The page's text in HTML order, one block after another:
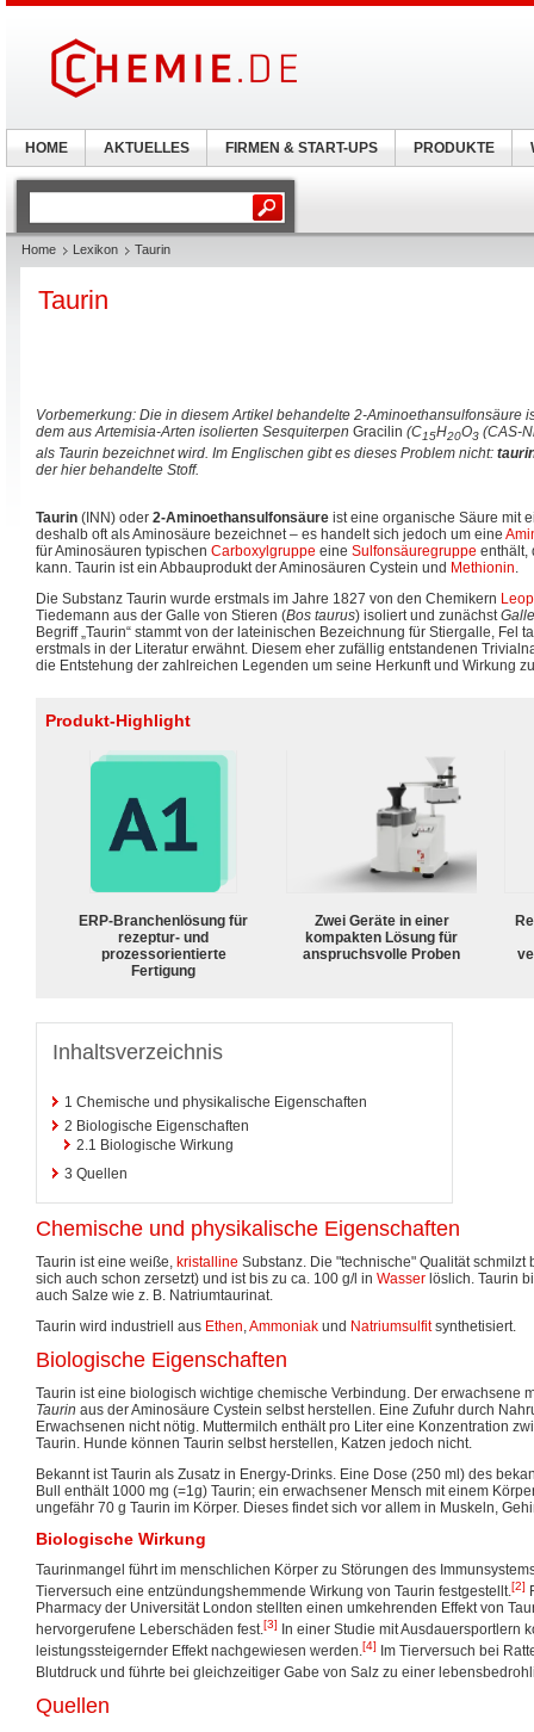
Home Lexikon Taurin
Taurin
Vorbemerkung: Die in diesem Artikel behandelte 2-Aminoethansulfonsäure
dem aus Artemisia-Arten isolierten Sesquiterpen Gracilin (C15H20O3 (CAS-
als Taurin bezeichnet wird. Im Englischen gibt es dieses Problem nicht:
der hier behandelte Stoff.
Taurin (INN) oder 2-Aminoethansulfonsäure ist eine organische Säure mit
deshalb oft als Aminosäure bezeichnet – es handelt sich jedoch um eine
für Aminosäuren typischen Carboxylgruppe eine Sulfonsäuregruppe enthält,
kann. Taurin ist ein Abbauprodukt der Aminosäuren Cystein und Methionin.
Die Substanz Taurin wurde erstmals im Jahre 1827 von den Chemikern
Tiedemann aus der Galle von Stieren (Bos taurus) isoliert und zunächst
Begriff „Taurin“ stammt von der lateinischen Bezeichnung für Stiergalle, Fel
erstmals in der Literatur erwähnt. Diesem eher zufällig entstandenen
die Entstehung der zahlreichen Legenden um seine Herkunft und Wirkung
Produkt-Highlight
ERP-Branchenlösung für
rezeptur- und
prozessorientierte
Fertigung
Zwei Geräte in einer
kompakten Lösung für
anspruchsvolle Proben
Inhaltsverzeichnis
1 Chemische und physikalische Eigenschaften
2 Biologische Eigenschaften
2.1 Biologische Wirkung
3 Quellen
Chemische und physikalische Eigenschaften
Taurin ist eine weiße, kristalline Substanz. Die "technische" Qualität schmilzt
sich auch schon zersetzt) und ist bis zu ca. 100 g/l in Wasser löslich. Taurin
auch Salze wie z. B. Natriumtaurinat.
Taurin wird industriell aus Ethen,Ammoniak und Natriumsulfitsynthetisiert.
Biologische Eigenschaften
Taurin ist eine biologisch wichtige chemische Verbindung. Der erwachsene
Taurin aus der Aminosäure Cystein selbst herstellen. Eine Zufuhr durch
Erwachsenen nicht nötig. Muttermilch enthält pro Liter eine Konzentration
Taurin. Hunde können Taurin selbst herstellen, Katzen jedoch nicht.
Bekannt ist Taurin als Zusatz in Energy-Drinks. Eine Dose (250 ml) des
Bull enthält 1000 mg (=1g) Taurin; ein erwachsener Mensch mit einem
ungefähr 70 g Taurin im Körper. Dieses findet sich vor allem in Muskeln,
Biologische Wirkung
Taurinmangel führt im menschlichen Körper zu Störungen des
Tierversuch eine entzündungshemmende Wirkung von Taurin festgestellt.[2]
Pharmacy der Universität London stellten einen umkehrenden Effekt von
hervorgerufene Leberschäden fest.[3]
In einer Studie mit Ausdauersportlern
leistungssteigernder Effekt nachgewiesen werden.[4]
Im Tierversuch bei
Blutdruck und führte bei gleichzeitiger Gabe von Salz zu einer
Quellen
HOME AKTUELLES FIRMEN & START-UPS PRODUKTE